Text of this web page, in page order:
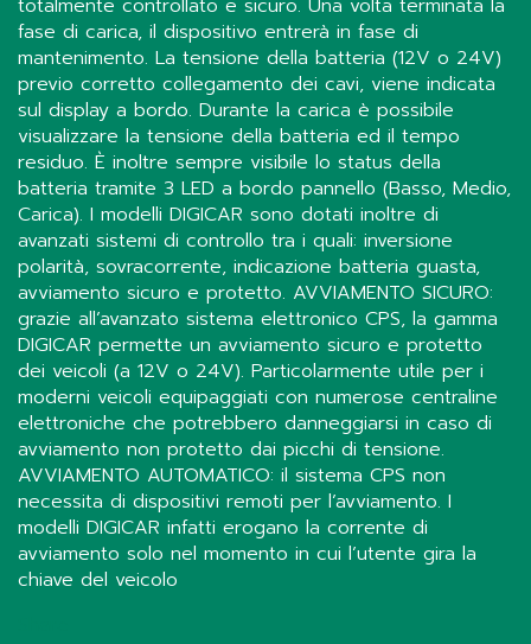
totalmente controllato e sicuro. Una volta terminata la
fase di carica, il dispositivo entrerà in fase di
mantenimento. La tensione della batteria (12V o 24V)
previo corretto collegamento dei cavi, viene indicata
sul display a bordo. Durante la carica è possibile
visualizzare la tensione della batteria ed il tempo
residuo. È inoltre sempre visibile lo status della
batteria tramite 3 LED a bordo pannello (Basso, Medio,
Carica). I modelli DIGICAR sono dotati inoltre di
avanzati sistemi di controllo tra i quali: inversione
polarità, sovracorrente, indicazione batteria guasta,
avviamento sicuro e protetto. AVVIAMENTO SICURO:
grazie all’avanzato sistema elettronico CPS, la gamma
DIGICAR permette un avviamento sicuro e protetto
dei veicoli (a 12V o 24V). Particolarmente utile per i
moderni veicoli equipaggiati con numerose centraline
elettroniche che potrebbero danneggiarsi in caso di
avviamento non protetto dai picchi di tensione.
AVVIAMENTO AUTOMATICO: il sistema CPS non
necessita di dispositivi remoti per l’avviamento. I
modelli DIGICAR infatti erogano la corrente di
avviamento solo nel momento in cui l’utente gira la
chiave del veicolo